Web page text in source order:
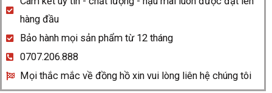
hàng đầu
Bảo hành mọi sản phẩm từ 12 tháng
0707.206.888
Mọi thắc mắc về đồng hồ xin vui lòng liên hệ chúng tôi